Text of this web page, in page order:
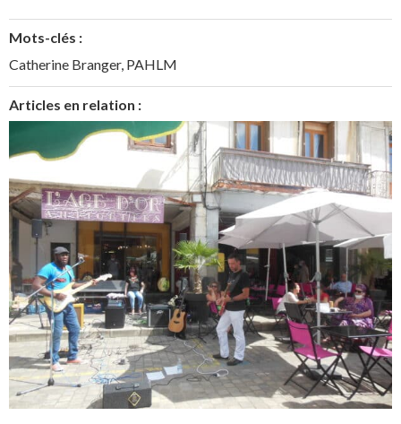
Mots-clés :
Catherine Branger, PAHLM
Articles en relation :